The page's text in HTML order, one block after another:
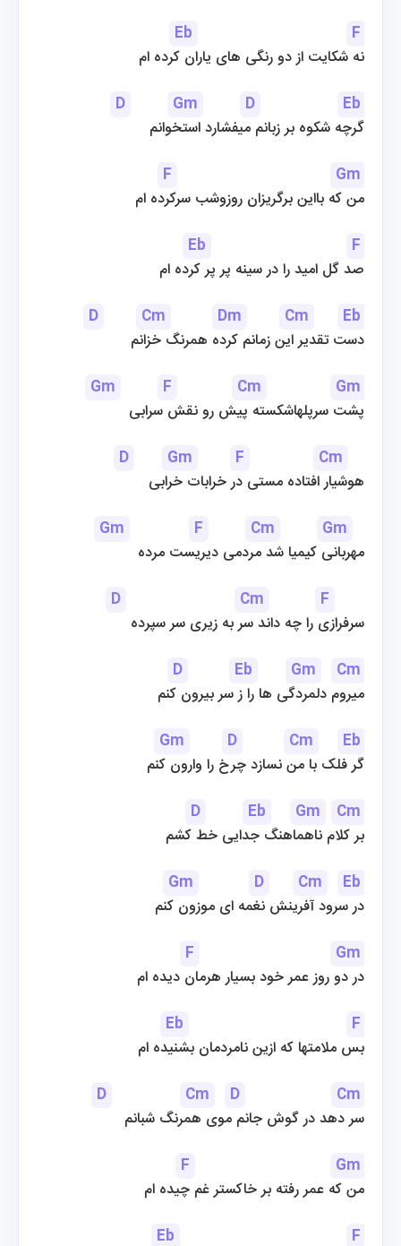
Eb
F
نه شکایت از دو رنگی های یاران کرده ام
D
Gm D
Eb
گرچه شکوه بر زبانم میفشارد استخوانم
F
Gm
من که بااین برگریزان روزوشب سرکرده ام
Eb
F
صد گل امید را در سینه پر پر کرده ام
D
Cm Dm Cm
Eb
دست تقدیر این زمانم کرده همرنگ خزانم
Gm
F Cm
Gm
پشت سرپلهاشکسته پیش رو نقش سرابی
D
Gm F
Cm
هوشیار افتاده مستی در خرابات خرابی
Gm
F Cm
Gm
مهربانی کیمیا شد مردمی دیریست مرده
D
Cm
F
سرفرازی را چه داند سر به زیری سر سپرده
D
Eb Gm
Cm
میروم دلمردگی ها را ز سر بیرون کنم
Gm
D Cm
Eb
گر فلک با من نسازد چرخ را وارون کنم
D
Eb Gm
Cm
بر کلام ناهماهنگ جدایی خط کشم
Gm
D Cm
Eb
در سرود آفرینش نغمه ای موزون کنم
F
Gm
در دو روز عمر خود بسیار هرمان دیده ام
Eb
F
بس ملامتها که ازین نامردمان بشنیده ام
D
Cm D
Cm
سر دهد در گوش جانم موی همرنگ شبانم
F
Gm
من که عمر رفته بر خاکستر غم چیده ام
Eb
F